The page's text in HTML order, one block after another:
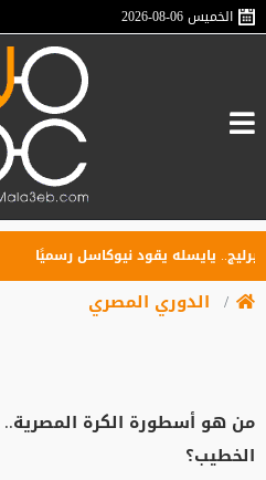
الخميس2026-08-06
يايسله يقود نيوكاسل رسميًا
الدوري المصري
من هو أسطورة الكرة
الخطيب؟